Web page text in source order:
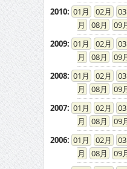
2010: 01 02 03
08
09
2009: 01 02 03
08
09
2008: 01 02 03
08
09
2007: 01 02 03
08
09
2006: 01 02 03
08
09